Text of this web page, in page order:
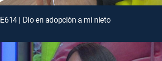
E614 | Dio en adopción a mi nieto